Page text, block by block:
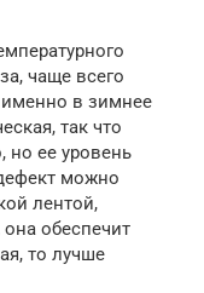
чаще всего
в зимнее
так что
но ее уровень
можно
лентой,
обеспечит
то лучше